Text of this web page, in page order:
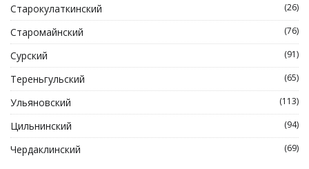
Старокулаткинский (26)
Старомайнский (76)
Сурский (91)
Тереньгульский (65)
Ульяновский (113)
Цильнинский (94)
Чердаклинский (69)